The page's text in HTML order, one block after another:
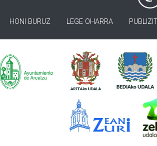
HONI BURUZ LEGE OHARRA